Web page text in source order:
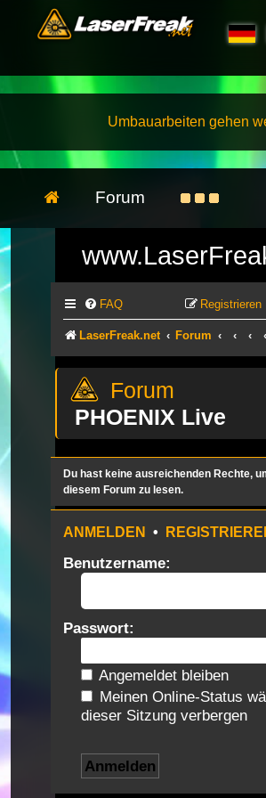
Umbauarbeiten gehen
Forum
FAQ Registrieren
LaserFreak.net Forum
PHOENIX Live
Du hast keine ausreichenden Rechte,
diesem Forum zu lesen.
ANMELDEN •
Benutzername:
Passwort:
Angemeldet bleiben
Meinen Online-Status
dieser Sitzung verbergen